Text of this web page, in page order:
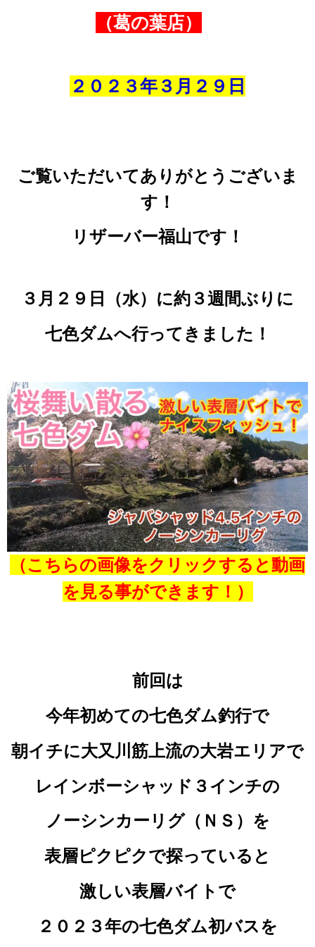
（葛の葉店）
２０２３年３ 月２９ 日
ご覧いただいてありがとうございま
す！
リザーバー福山です！
３月２９日（水）に約３週間ぶりに
七色ダムへ行ってきました！
（こちらの画像をクリックすると動画
を見る事ができます！）
前回は
今年初めての七色ダム釣行で
朝イチに大又川筋上流の大岩エリアで
レインボーシャッド３インチの
ノーシンカーリグ（ＮＳ）を
表層ピクピクで探っていると
激しい表層バイトで
２０２３年の七色ダム初バスを